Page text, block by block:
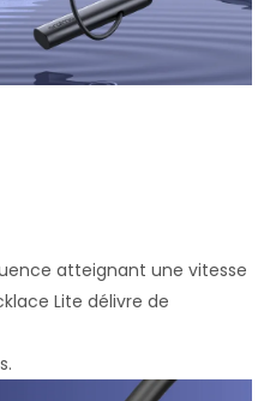
atteignant une vitesse
Lite délivre de